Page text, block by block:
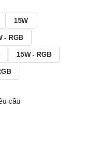
15W
- RGB
15W - RGB
cầu